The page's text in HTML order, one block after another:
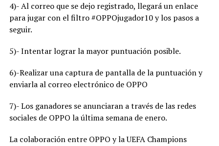
4)- Al correo que se dejo registrado, llegará un enlace
para jugar con el filtro #OPPOjugador10 y los pasos a
seguir.
5)- Intentar lograr la mayor puntuación posible.
6)-Realizar una captura de pantalla de la puntuación y
enviarla al correo electrónico de OPPO
7)- Los ganadores se anunciaran a través de las redes
sociales de OPPO la última semana de enero.
La colaboración entre OPPO y la UEFA Champions